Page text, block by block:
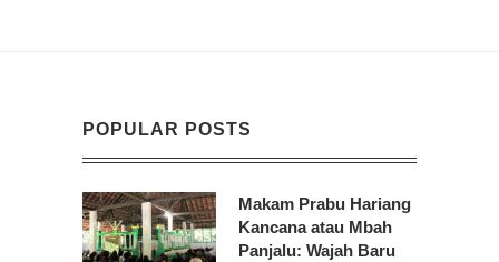
POPULAR POSTS
Makam Prabu Hariang
Kancana atau Mbah
Panjalu: Wajah Baru